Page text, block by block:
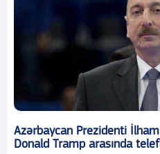
Azərbaycan Prezidenti
Donald Tramp arasında